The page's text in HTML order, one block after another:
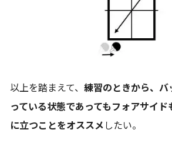
以上を踏まえて、 練習のときから、
っている状態であってもフォアサイ
に立つことをオススメ したい。